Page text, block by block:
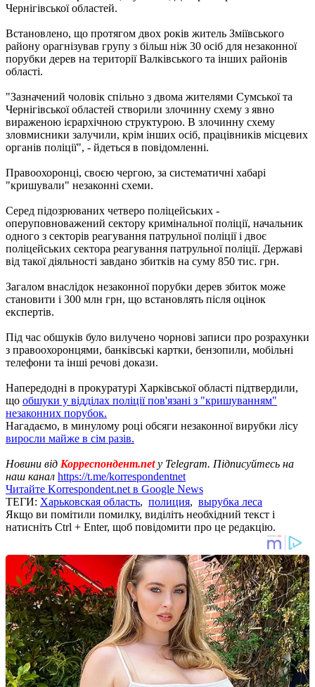
Чернігівської областей.
Встановлено, що протягом двох років житель Зміївського
району орагнізував групу з більш ніж 30 осіб для незаконної
порубки дерев на території Валківського та інших районів
області.
"Зазначений чоловік спільно з двома жителями Сумської та
Чернігівської областей створили злочинну схему з явно
вираженою ієрархічною структурою. В злочинну схему
зловмисники залучили, крім інших осіб, працівників місцевих
органів поліції", - йдеться в повідомленні.
Правоохоронці, своєю чергою, за систематичні хабарі
"кришували" незаконні схеми.
Серед підозрюваних четверо поліцейських -
оперуповноважений сектору кримінальної поліції, начальник
одного з секторів реагування патрульної поліції і двоє
поліцейських сектора реагування патрульної поліції. Державі
від такої діяльності завдано збитків на суму 850 тис. грн.
Загалом внаслідок незаконної порубки дерев збиток може
становити і 300 млн грн, що встановлять після оцінок
експертів.
Під час обшуків було вилучено чорнові записи про розрахунки
з правоохоронцями, банківські картки, бензопили, мобільні
телефони та інші речові докази.
Напередодні в прокуратурі Харківської області підтвердили,
що обшуки у відділах поліції пов'язані з "кришуванням"
незаконних порубок.
Нагадаємо, в минулому році обсяги незаконної вирубки лісу
виросли майже в сім разів.
Новини від Корреспондент.net у Telegram. Підписуйтесь на
наш канал https://t.me/korrespondentnet
Читайте Korrespondent.net в Google News
ТЕГИ: Харьковская область, полиция, вырубка леса
Якщо ви помітили помилку, виділіть необхідний текст і
натисніть Ctrl + Enter, щоб повідомити про це редакцію.